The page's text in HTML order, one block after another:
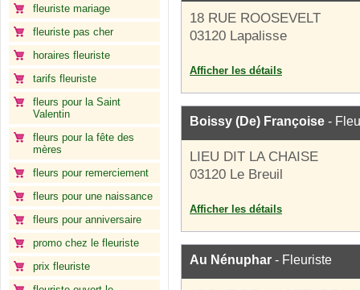
fleuriste mariage
fleuriste pas cher
horaires fleuriste
tarifs fleuriste
fleurs pour la Saint
Valentin
fleurs pour la fête des
mères
fleurs pour remerciement
fleurs pour une naissance
fleurs pour anniversaire
promo chez le fleuriste
prix fleuriste
18 RUE ROOSEVELT
03120 Lapalisse
Afficher les détails
Boissy (De) Françoise -
LIEU DIT LA CHAISE
03120 Le Breuil
Afficher les détails
Au Nénuphar - Fleuriste